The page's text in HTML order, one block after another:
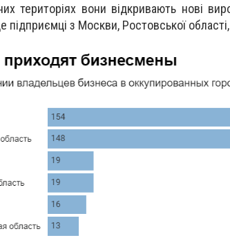
територіях вони відкривають нові
підприємці з Москви, Ростовської